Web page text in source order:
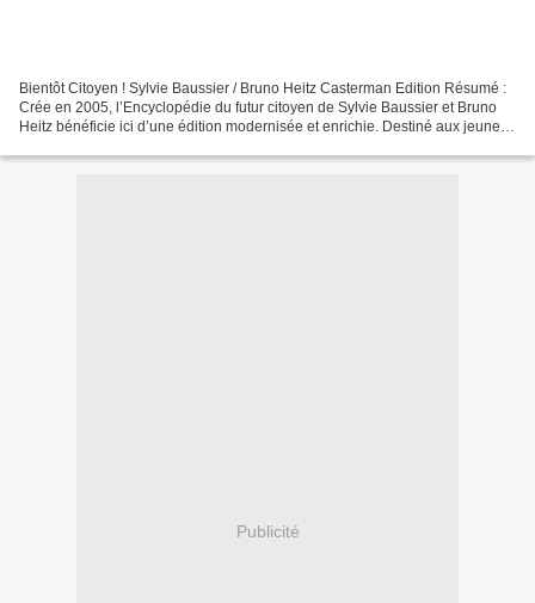
Bientôt Citoyen ! Sylvie Baussier / Bruno Heitz Casterman Edition Résumé :
Crée en 2005, l’Encyclopédie du futur citoyen de Sylvie Baussier et Bruno
Heitz bénéficie ici d’une édition modernisée et enrichie. Destiné aux jeunes
Publicité